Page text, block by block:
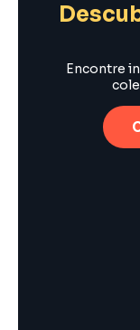
Encontre